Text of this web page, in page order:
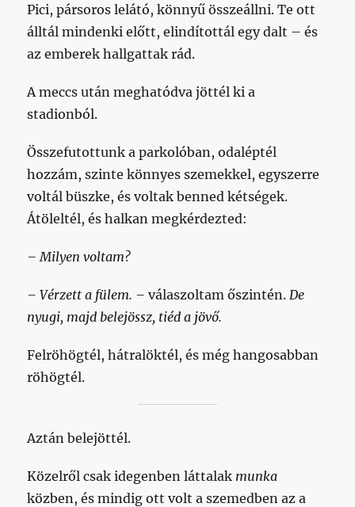
Pici, pársoros lelátó, könnyű összeállni. Te ott
álltál mindenki előtt, elindítottál egy dalt – és
az emberek hallgattak rád.
A meccs után meghatódva jöttél ki a
stadionból.
Összefutottunk a parkolóban, odaléptél
hozzám, szinte könnyes szemekkel, egyszerre
voltál büszke, és voltak benned kétségek.
Átöleltél, és halkan megkérdezted:
– Milyen voltam?
– Vérzett a fülem. –válaszoltam őszintén. De
nyugi, majd belejössz, tiéd a jövő.
Felröhögtél, hátralöktél, és még hangosabban
röhögtél.
Aztán belejöttél.
Közelről csak idegenben láttalak munka
közben, és mindig ott volt a szemedben az a